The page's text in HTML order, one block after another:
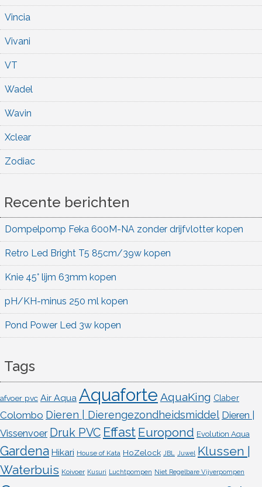
Vincia
Vivani
VT
Wadel
Wavin
Xclear
Zodiac
Recente berichten
Dompelpomp Feka 600M-NA zonder drijfvlotter kopen
Retro Led Bright T5 85cm/39w kopen
Knie 45° lijm 63mm kopen
pH/KH-minus 250 ml kopen
Pond Power Led 3w kopen
Tags
afvoer pvc Air Aqua Aquaforte AquaKing Claber
Colombo Dieren | Dierengezondheidsmiddel Dieren |
Vissenvoer Druk PVC Effast Europond Evolution Aqua
Gardena Hikari House of Kata HoZelock JBL Juwel Klussen |
Waterbuis Koivoer Kusuri Luchtpompen Niet Regelbare Vijverpompen